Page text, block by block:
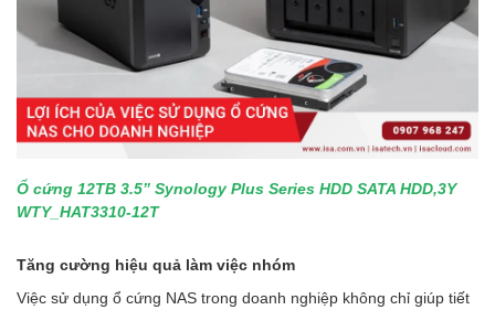
Ổ cứng 12TB 3.5” Synology Plus Series HDD SATA HDD,3Y
WTY_HAT3310-12T
Tăng cường hiệu quả làm việc nhóm
Việc sử dụng ổ cứng NAS trong doanh nghiệp không chỉ giúp tiết